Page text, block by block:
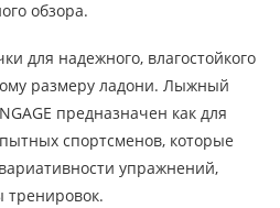
обзора.
для надежного, влагостойкого
размеру ладони. Лыжный
предназначен как для
спортсменов, которые
упражнений,
тренировок.